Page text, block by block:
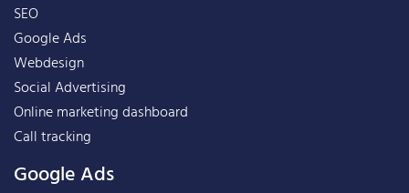
SEO
Google Ads
Webdesign
Social Advertising
Online marketing dashboard
Call tracking
Google Ads